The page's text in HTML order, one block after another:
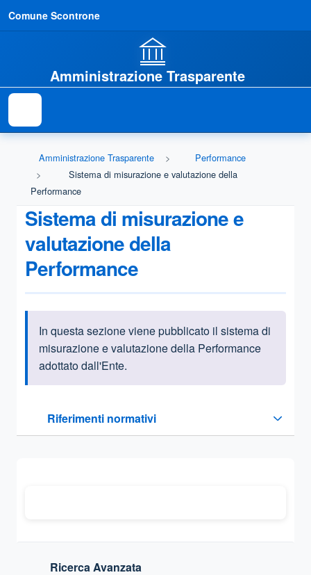
Comune Scontrone
Amministrazione Trasparente
Amministrazione Trasparente
Performance
Sistema di misurazione e valutazione della
Performance
Sistema di misurazione e
valutazione della
Performance
Informazioni introduttive
In questa sezione viene pubblicato il sistema di
misurazione e valutazione della Performance
adottato dall'Ente.
Riferimenti normativi
Sezione compressa
Ricerca Avanzata